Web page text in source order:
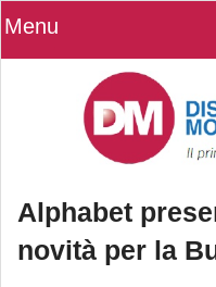
Menu
Alphabet
novità per la